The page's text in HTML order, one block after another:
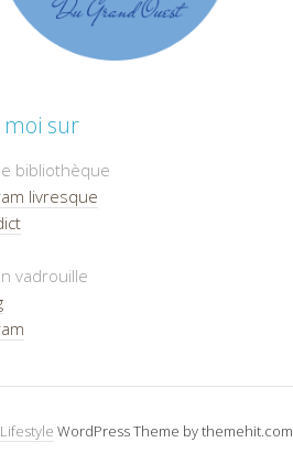
moi sur
bibliothèque
livresque
vadrouille
Lifestyle WordPress Theme by themehit.com